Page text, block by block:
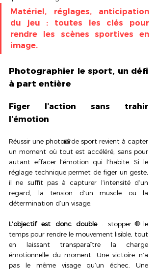
Matériel, réglages, anticipation
du jeu : toutes les clés pour
rendre les scènes sportives en
image.
Photographier le sport, un défi
à part entière
Figer l’action sans trahir
l’émotion
Réussir une photo📸de sport revient à capter
un moment où tout est accéléré, sans pour
autant effacer l’émotion qui l’habite. Si le
réglage technique permet de figer un geste,
il ne suffit pas à capturer l’intensité d’un
regard, la tension d’un muscle ou la
détermination d’un visage.
L’objectif est donc double : stopper🛑le
temps pour rendre le mouvement lisible, tout
en laissant transparaître la charge
émotionnelle du moment. Une victoire n’a
pas le même visage qu’un échec. Une